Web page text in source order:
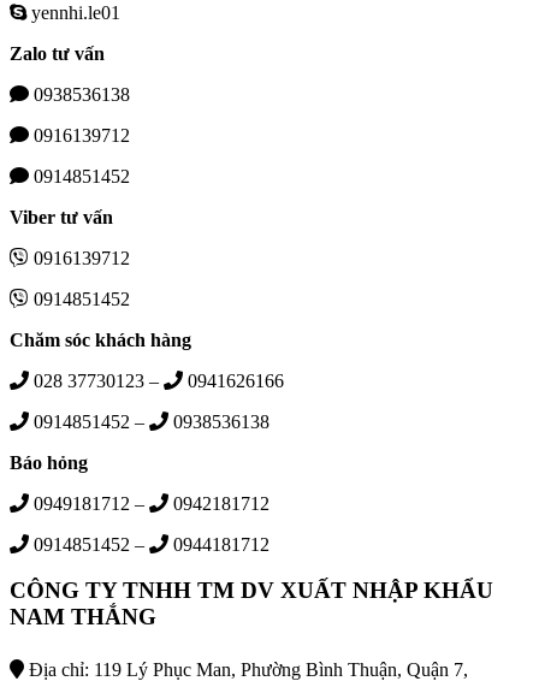
yennhi.le01
Zalo tư vấn
0938536138
0916139712
0914851452
Viber tư vấn
0916139712
0914851452
Chăm sóc khách hàng
028 37730123 –
0941626166
0914851452 –
0938536138
Báo hỏng
0949181712 –
0942181712
0914851452 –
0944181712
CÔNG TY TNHH TM DV XUẤT NHẬP KHẨU
NAM THẮNG
Địa chỉ: 119 Lý Phục Man, Phường Bình Thuận, Quận 7,